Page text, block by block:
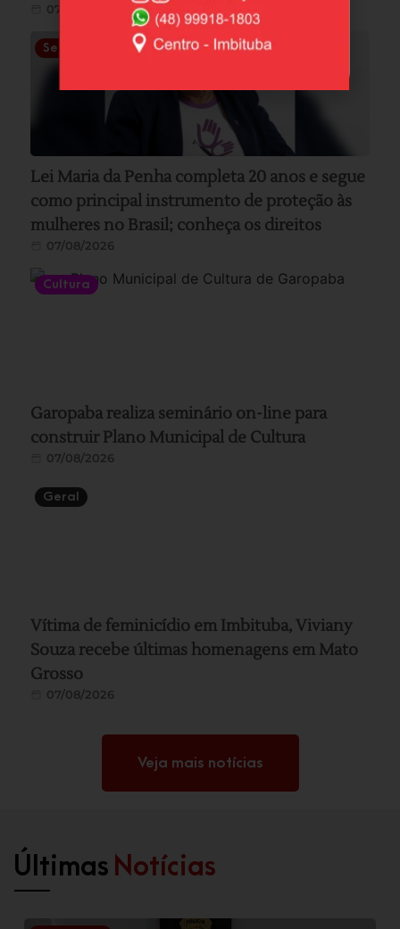
07/08/2026
Segurança
Lei Maria da Penha completa 20 anos e segue
como principal instrumento de proteção às
mulheres no Brasil; conheça os direitos
07/08/2026
Cultura
Garopaba realiza seminário on-line para
construir Plano Municipal de Cultura
07/08/2026
Geral
Vítima de feminicídio em Imbituba, Viviany
Souza recebe últimas homenagens em Mato
Grosso
07/08/2026
Veja mais notícias
Últimas Notícias